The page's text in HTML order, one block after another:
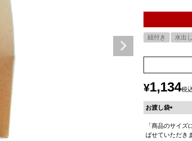
紐付き 水出
¥1,134税
お渡し袋
必
須
「商品のサイ
ばせていただき